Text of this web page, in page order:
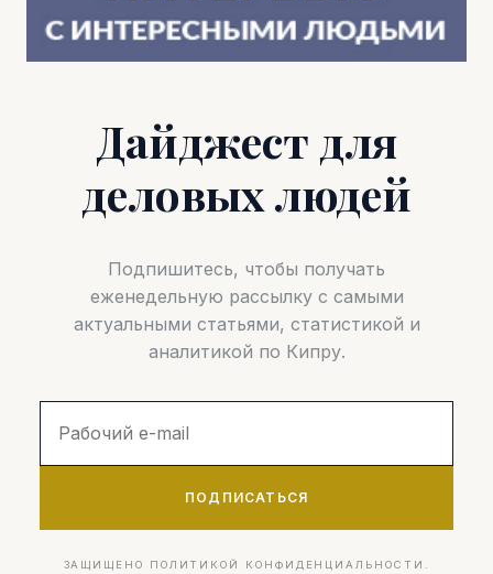
Дайджест для
деловых людей
Подпишитесь, чтобы получать
еженедельную рассылку с самыми
актуальными статьями, статистикой и
аналитикой по Кипру.
ПОДПИСАТЬСЯ
ЗАЩИЩЕНО ПОЛИТИКОЙ КОНФИДЕНЦИАЛЬНОСТИ.